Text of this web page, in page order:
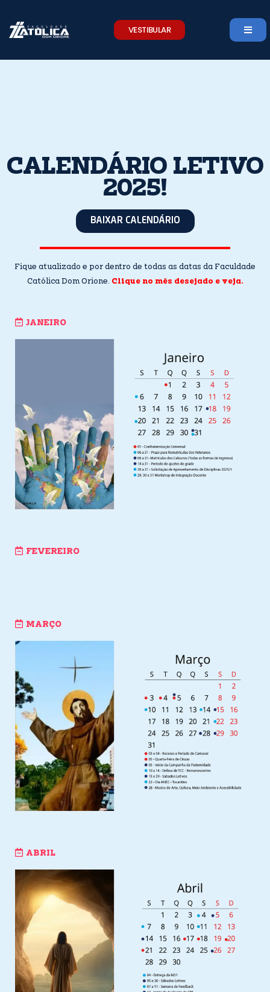
content
VESTIBULAR
CALENDÁRIO LETIVO
2025!
BAIXAR CALENDÁRIO
Fique atualizado e por dentro de todas as datas da Faculdade
Católica Dom Orione. Clique no mês desejado e veja.
JANEIRO
FEVEREIRO
MARÇO
ABRIL